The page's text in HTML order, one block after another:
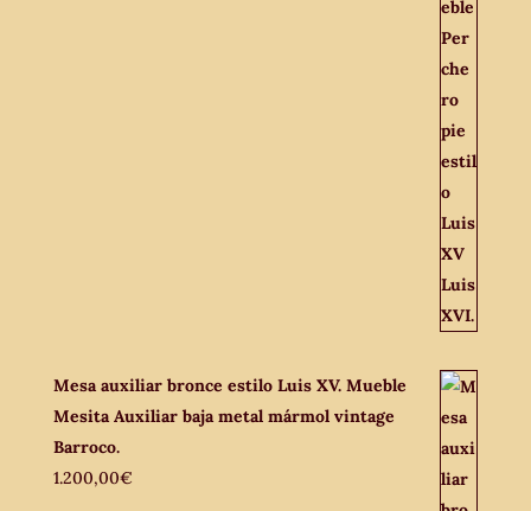
Mesa auxiliar bronce estilo Luis XV. Mueble
Mesita Auxiliar baja metal mármol vintage
Barroco.
1.200,00€